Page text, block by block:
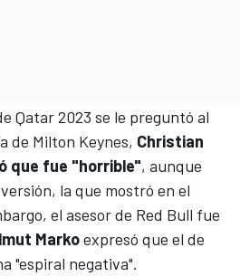
Qatar 2023 se le preguntó al
de Milton Keynes, Christian
que fue "horrible", aunque
la que mostró en el
el asesor de Red Bull fue
Markoexpresó que el de
"espiral negativa".